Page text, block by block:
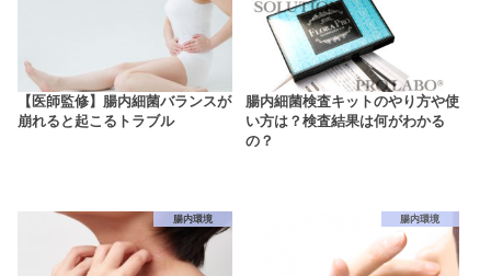
【医師監修】腸内細菌バランスが
崩れると起こるトラブル
腸内細菌検査キットのやり方や使
い方は？検査結果は何がわかる
の？
腸内環境 腸内環境